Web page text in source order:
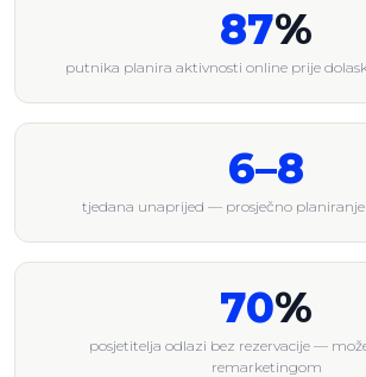
87%
putnika planira aktivnosti online prije
6–8
tjedana unaprijed — prosječno
70%
posjetitelja odlazi bez rezervacije —
remarketingom